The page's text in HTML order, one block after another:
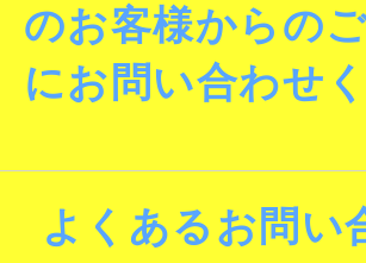
のお客様からの
にお問い合わせ
よくあるお問い